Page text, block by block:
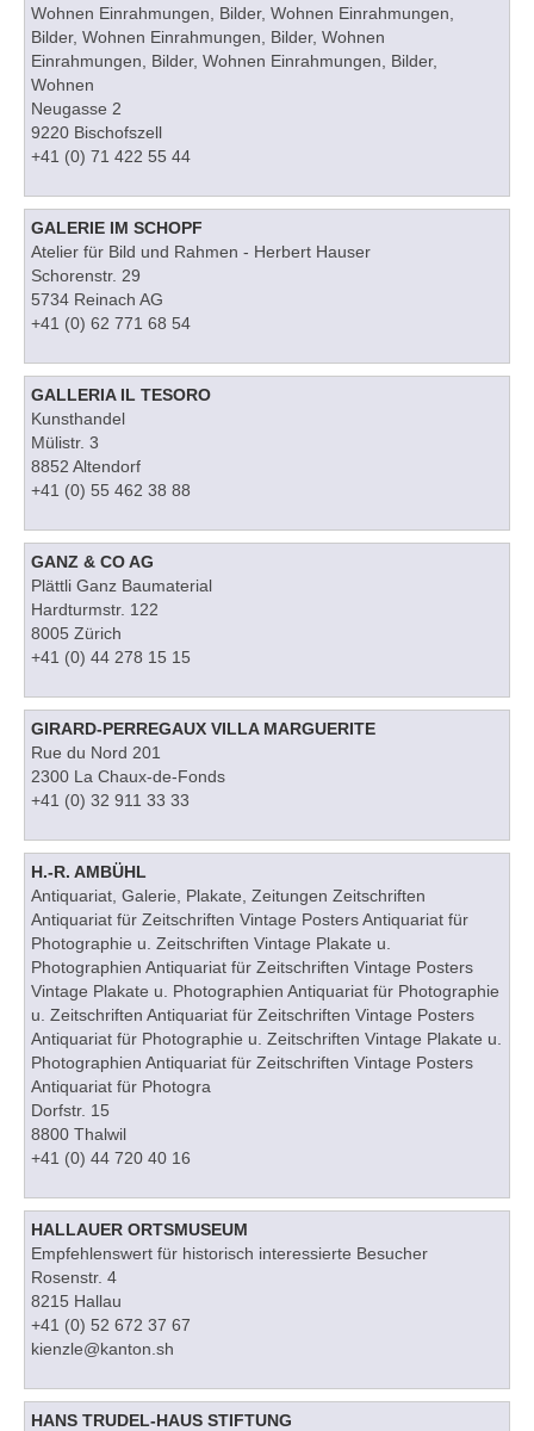
Wohnen Einrahmungen, Bilder, Wohnen Einrahmungen,
Bilder, Wohnen Einrahmungen, Bilder, Wohnen
Einrahmungen, Bilder, Wohnen Einrahmungen, Bilder,
Wohnen
Neugasse 2
9220 Bischofszell
+41 (0) 71 422 55 44
GALERIE IM SCHOPF
Atelier für Bild und Rahmen - Herbert Hauser
Schorenstr. 29
5734 Reinach AG
+41 (0) 62 771 68 54
GALLERIA IL TESORO
Kunsthandel
Mülistr. 3
8852 Altendorf
+41 (0) 55 462 38 88
GANZ & CO AG
Plättli Ganz Baumaterial
Hardturmstr. 122
8005 Zürich
+41 (0) 44 278 15 15
GIRARD-PERREGAUX VILLA MARGUERITE
Rue du Nord 201
2300 La Chaux-de-Fonds
+41 (0) 32 911 33 33
H.-R. AMBÜHL
Antiquariat, Galerie, Plakate, Zeitungen Zeitschriften
Antiquariat für Zeitschriften Vintage Posters Antiquariat für
Photographie u. Zeitschriften Vintage Plakate u.
Photographien Antiquariat für Zeitschriften Vintage Posters
Vintage Plakate u. Photographien Antiquariat für Photographie
u. Zeitschriften Antiquariat für Zeitschriften Vintage Posters
Antiquariat für Photographie u. Zeitschriften Vintage Plakate u.
Photographien Antiquariat für Zeitschriften Vintage Posters
Antiquariat für Photogra
Dorfstr. 15
8800 Thalwil
+41 (0) 44 720 40 16
HALLAUER ORTSMUSEUM
Empfehlenswert für historisch interessierte Besucher
Rosenstr. 4
8215 Hallau
+41 (0) 52 672 37 67
kienzle@kanton.sh
HANS TRUDEL-HAUS STIFTUNG